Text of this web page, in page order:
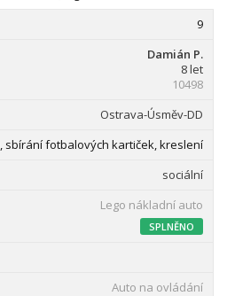
9
Damián P.
8 let
10498
Ostrava-Úsměv-DD
sbírání fotbalových kartiček, kreslení
sociální
Lego nákladní auto
SPLNĚNO
Auto na ovládání